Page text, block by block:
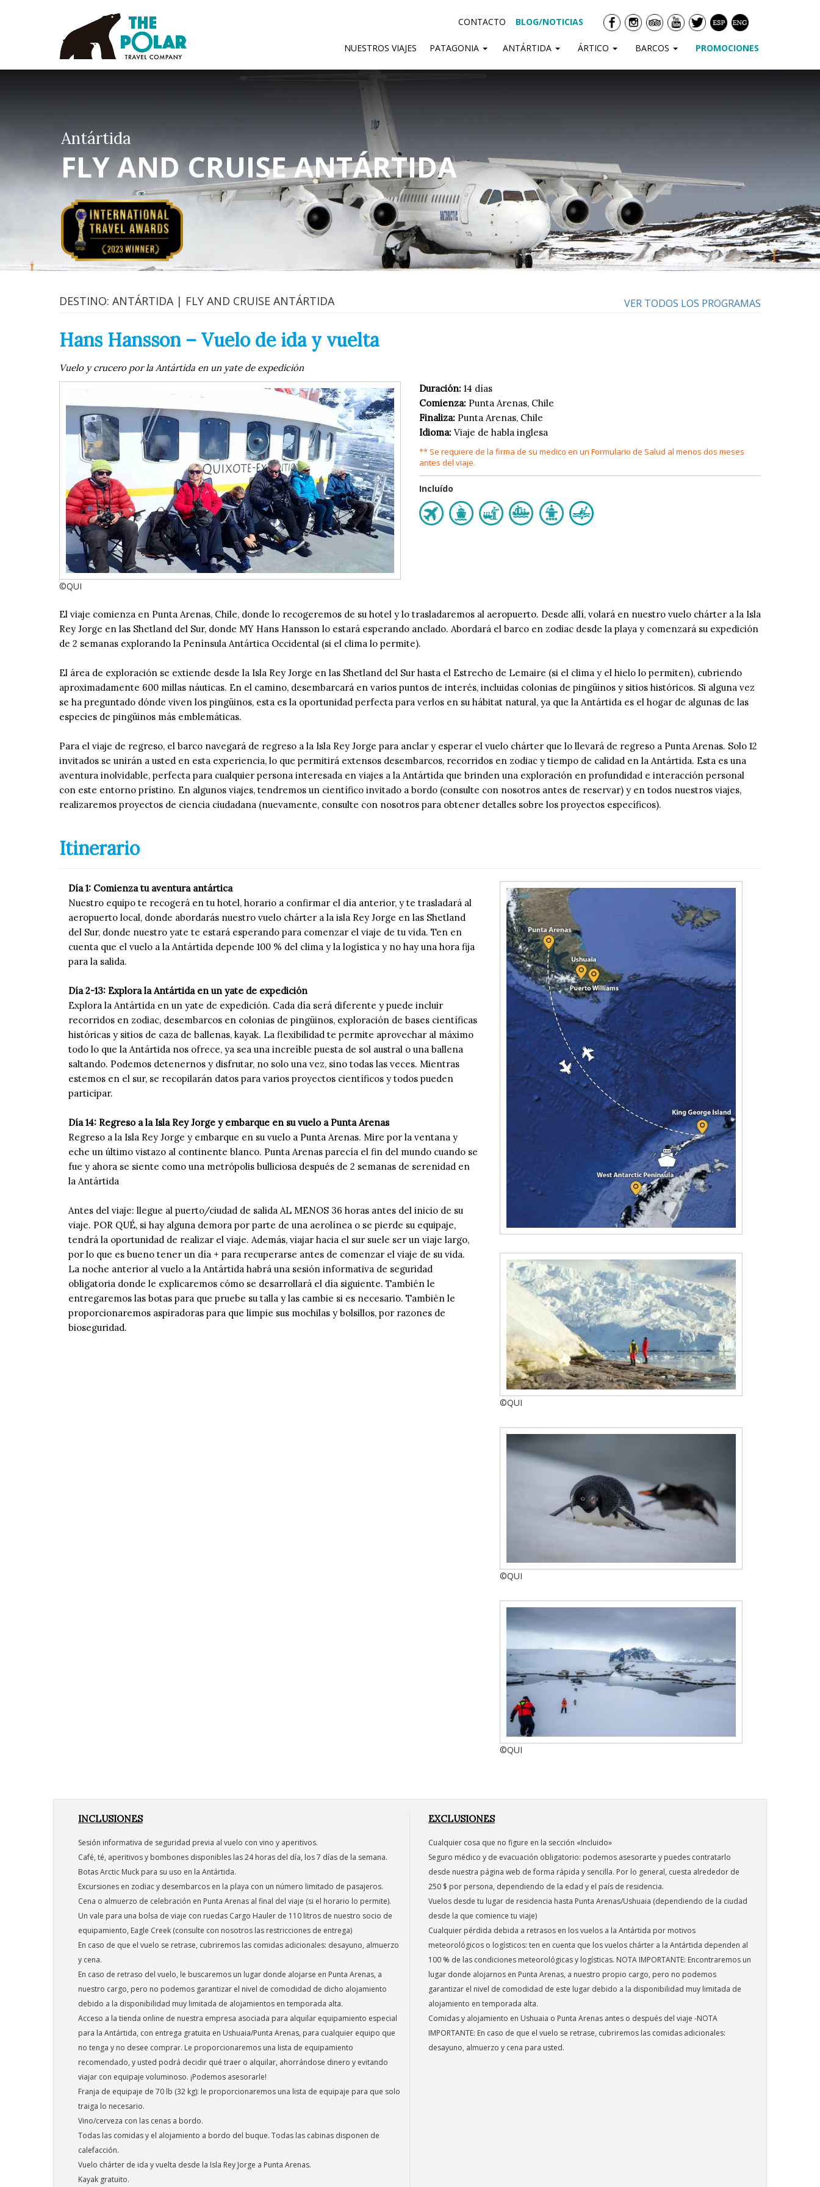
CONTACTO BLOG/NOTICIAS
NUESTROS VIAJES PATAGONIA ANTÁRTIDA ÁRTICO BARCOS PROMOCIONES
Antártida
FLY AND CRUISE ANTÁRTIDA
DESTINO: ANTÁRTIDA | FLY AND CRUISE ANTÁRTIDA VER TODOS LOS PROGRAMAS
Hans Hansson – Vuelo de ida y vuelta
Vuelo y crucero por la Antártida en un yate de expedición
©QUI
Duración: 14 días
Comienza: Punta Arenas, Chile
Finaliza: Punta Arenas, Chile
Idioma: Viaje de habla inglesa
** Se requiere de la firma de su medico en un Formulario de Salud al menos dos meses
antes del viaje.
Incluído
El viaje comienza en Punta Arenas, Chile, donde lo recogeremos de su hotel y lo trasladaremos al aeropuerto. Desde allí, volará en nuestro vuelo chárter a la Isla
Rey Jorge en las Shetland del Sur, donde MY Hans Hansson lo estará esperando anclado. Abordará el barco en zodiac desde la playa y comenzará su expedición
de 2 semanas explorando la Península Antártica Occidental (si el clima lo permite).
El área de exploración se extiende desde la Isla Rey Jorge en las Shetland del Sur hasta el Estrecho de Lemaire (si el clima y el hielo lo permiten), cubriendo
aproximadamente 600 millas náuticas. En el camino, desembarcará en varios puntos de interés, incluidas colonias de pingüinos y sitios históricos. Si alguna vez
se ha preguntado dónde viven los pingüinos, esta es la oportunidad perfecta para verlos en su hábitat natural, ya que la Antártida es el hogar de algunas de las
especies de pingüinos más emblemáticas.
Para el viaje de regreso, el barco navegará de regreso a la Isla Rey Jorge para anclar y esperar el vuelo chárter que lo llevará de regreso a Punta Arenas. Solo 12
invitados se unirán a usted en esta experiencia, lo que permitirá extensos desembarcos, recorridos en zodiac y tiempo de calidad en la Antártida. Esta es una
aventura inolvidable, perfecta para cualquier persona interesada en viajes a la Antártida que brinden una exploración en profundidad e interacción personal
con este entorno prístino. En algunos viajes, tendremos un científico invitado a bordo (consulte con nosotros antes de reservar) y en todos nuestros viajes,
realizaremos proyectos de ciencia ciudadana (nuevamente, consulte con nosotros para obtener detalles sobre los proyectos específicos).
Itinerario
©QUI
©QUI
©QUI
Día 1: Comienza tu aventura antártica
Nuestro equipo te recogerá en tu hotel, horario a confirmar el día anterior, y te trasladará al
aeropuerto local, donde abordarás nuestro vuelo chárter a la isla Rey Jorge en las Shetland
del Sur, donde nuestro yate te estará esperando para comenzar el viaje de tu vida. Ten en
cuenta que el vuelo a la Antártida depende 100 % del clima y la logística y no hay una hora fija
para la salida.
Día 2-13: Explora la Antártida en un yate de expedición
Explora la Antártida en un yate de expedición. Cada día será diferente y puede incluir
recorridos en zodiac, desembarcos en colonias de pingüinos, exploración de bases científicas
históricas y sitios de caza de ballenas, kayak. La flexibilidad te permite aprovechar al máximo
todo lo que la Antártida nos ofrece, ya sea una increíble puesta de sol austral o una ballena
saltando. Podemos detenernos y disfrutar, no solo una vez, sino todas las veces. Mientras
estemos en el sur, se recopilarán datos para varios proyectos científicos y todos pueden
participar.
Día 14: Regreso a la Isla Rey Jorge y embarque en su vuelo a Punta Arenas
Regreso a la Isla Rey Jorge y embarque en su vuelo a Punta Arenas. Mire por la ventana y
eche un último vistazo al continente blanco. Punta Arenas parecía el fin del mundo cuando se
fue y ahora se siente como una metrópolis bulliciosa después de 2 semanas de serenidad en
la Antártida
Antes del viaje: llegue al puerto/ciudad de salida AL MENOS 36 horas antes del inicio de su
viaje. POR QUÉ, si hay alguna demora por parte de una aerolínea o se pierde su equipaje,
tendrá la oportunidad de realizar el viaje. Además, viajar hacia el sur suele ser un viaje largo,
por lo que es bueno tener un día + para recuperarse antes de comenzar el viaje de su vida.
La noche anterior al vuelo a la Antártida habrá una sesión informativa de seguridad
obligatoria donde le explicaremos cómo se desarrollará el día siguiente. También le
entregaremos las botas para que pruebe su talla y las cambie si es necesario. También le
proporcionaremos aspiradoras para que limpie sus mochilas y bolsillos, por razones de
bioseguridad.
INCLUSIONES
Sesión informativa de seguridad previa al vuelo con vino y aperitivos.
Café, té, aperitivos y bombones disponibles las 24 horas del día, los 7 días de la semana.
Botas Arctic Muck para su uso en la Antártida.
Excursiones en zodiac y desembarcos en la playa con un número limitado de pasajeros.
Cena o almuerzo de celebración en Punta Arenas al final del viaje (si el horario lo permite).
Un vale para una bolsa de viaje con ruedas Cargo Hauler de 110 litros de nuestro socio de
equipamiento, Eagle Creek (consulte con nosotros las restricciones de entrega)
En caso de que el vuelo se retrase, cubriremos las comidas adicionales: desayuno, almuerzo
y cena.
En caso de retraso del vuelo, le buscaremos un lugar donde alojarse en Punta Arenas, a
nuestro cargo, pero no podemos garantizar el nivel de comodidad de dicho alojamiento
debido a la disponibilidad muy limitada de alojamientos en temporada alta.
Acceso a la tienda online de nuestra empresa asociada para alquilar equipamiento especial
para la Antártida, con entrega gratuita en Ushuaia/Punta Arenas, para cualquier equipo que
no tenga y no desee comprar. Le proporcionaremos una lista de equipamiento
recomendado, y usted podrá decidir qué traer o alquilar, ahorrándose dinero y evitando
viajar con equipaje voluminoso. ¡Podemos asesorarle!
Franja de equipaje de 70 lb (32 kg): le proporcionaremos una lista de equipaje para que solo
traiga lo necesario.
Vino/cerveza con las cenas a bordo.
Todas las comidas y el alojamiento a bordo del buque. Todas las cabinas disponen de
calefacción.
Vuelo chárter de ida y vuelta desde la Isla Rey Jorge a Punta Arenas.
Kayak gratuito.
EXCLUSIONES
Cualquier cosa que no figure en la sección «Incluido»
Seguro médico y de evacuación obligatorio: podemos asesorarte y puedes contratarlo
desde nuestra página web de forma rápida y sencilla. Por lo general, cuesta alrededor de
250 $ por persona, dependiendo de la edad y el país de residencia.
Vuelos desde tu lugar de residencia hasta Punta Arenas/Ushuaia (dependiendo de la ciudad
desde la que comience tu viaje)
Cualquier pérdida debida a retrasos en los vuelos a la Antártida por motivos
meteorológicos o logísticos: ten en cuenta que los vuelos chárter a la Antártida dependen al
100 % de las condiciones meteorológicas y logísticas. NOTA IMPORTANTE: Encontraremos un
lugar donde alojarnos en Punta Arenas, a nuestro propio cargo, pero no podemos
garantizar el nivel de comodidad de este lugar debido a la disponibilidad muy limitada de
alojamiento en temporada alta.
Comidas y alojamiento en Ushuaia o Punta Arenas antes o después del viaje -NOTA
IMPORTANTE: En caso de que el vuelo se retrase, cubriremos las comidas adicionales:
desayuno, almuerzo y cena para usted.